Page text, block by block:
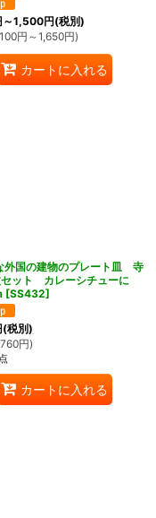
～1,500円(税別)
円 ～1,650円)
カートに入れる
外国の建物のプレート皿 寺
ット カレーシチューに
[SS432]
(税別)
円)
カートに入れる